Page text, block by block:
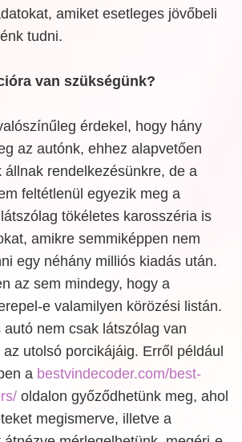
amiket esetleges jövőbeli
tudni.
van szükségünk?
érdekel, hogy hány
az autónk, ehhez alapvetően
állnak rendelkezésünkre, de a
feltétlenül egyezik meg a
tökéletes karosszéria is
amikre semmiképpen nem
egy néhány milliós kiadás után.
az sem mindegy, hogy a
e valamilyen körözési listán.
nem csak látszólag van
utolsó porcikájáig. Erről például
a bestvindecoder.com/best-
oldalon győződhetünk meg, ahol
megismerve, illetve a